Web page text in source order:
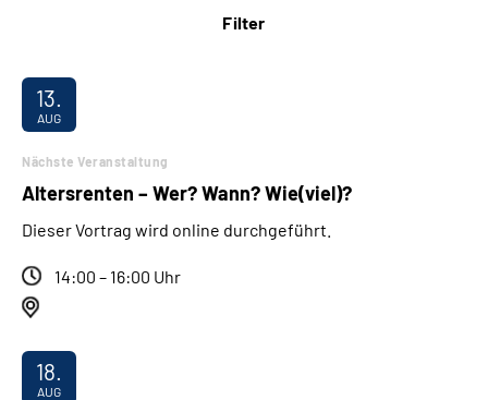
Filter
Nächste Veranstaltung
Altersrenten – Wer? Wann? Wie(viel)?
Dieser Vortrag wird online durchgeführt.
14:00 – 16:00 Uhr
13.
AUG
18.
AUG